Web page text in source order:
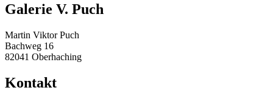
Galerie V. Puch
Martin Viktor Puch
Bachweg 16
82041 Oberhaching
Kontakt